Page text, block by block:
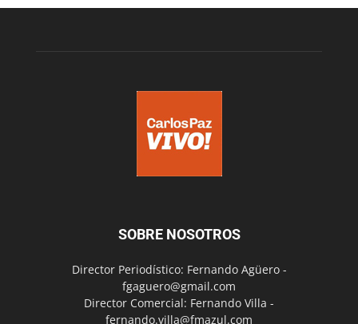
SOBRE NOSOTROS
Director Periodístico: Fernando Agüero -
fgaguero@gmail.com
Director Comercial: Fernando Villa -
fernando.villa@fmazul.com